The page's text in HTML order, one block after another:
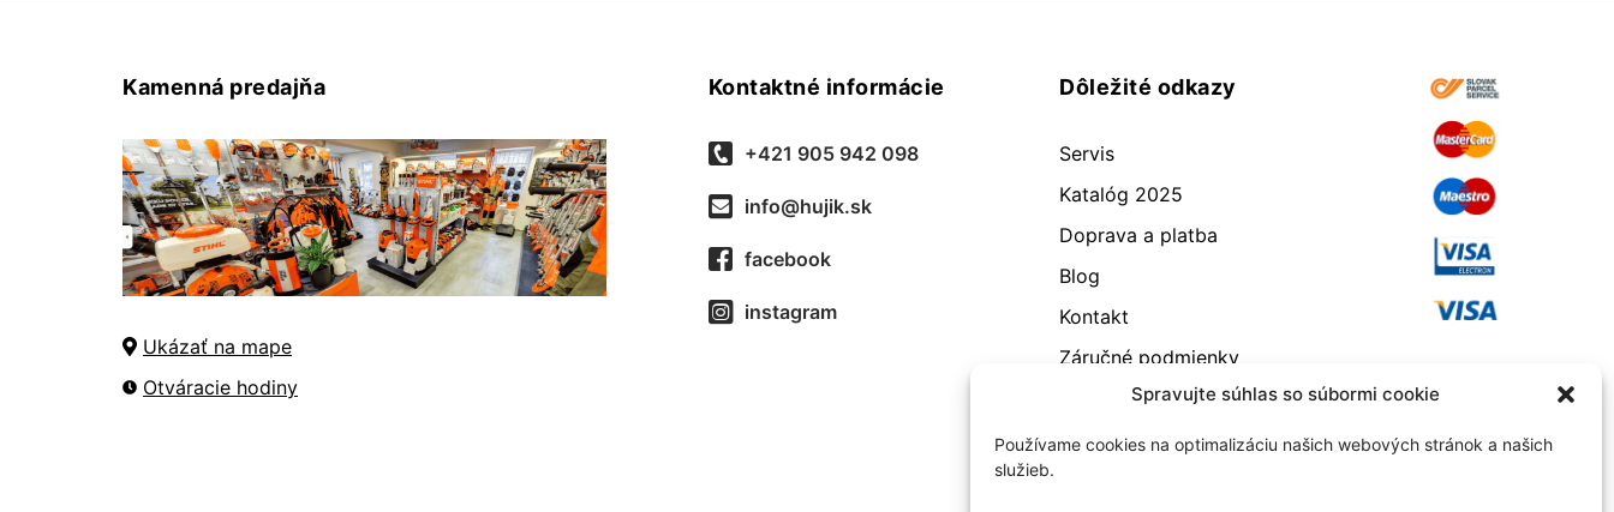
Spravujte súhlas so súbormi cookie
Používame cookies na optimalizáciu našich webových stránok a našich
služieb.
Kamenná predajňa
Ukázať na mape
Otváracie hodiny
Kontaktné informácie
+421 905 942 098
info@hujik.sk
facebook
instagram
Dôležité odkazy
Servis
Katalóg 2025
Doprava a platba
Blog
Kontakt
Záručné podmienky
Odstúpenie od zmluvy
Reklamácia a vrátenie